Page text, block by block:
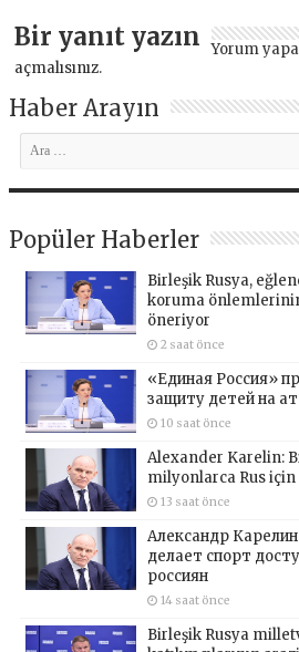
Bir yanıt yazın Yorum
açmalısınız.
Haber Arayın
Popüler Haberler
Birleşik Rusya,
koruma
öneriyor
2 saat önce
«Единая Россия»
защиту детей на
10 saat önce
Alexander Karelin:
milyonlarca Rus için
13 saat önce
Александр
делает спорт
россиян
14 saat önce
Birleşik Rusya